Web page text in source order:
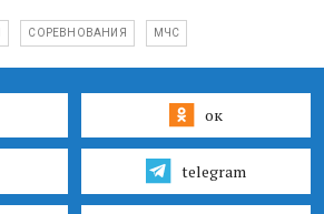
СОРЕВНОВАНИЯ МЧС
ок
telegram